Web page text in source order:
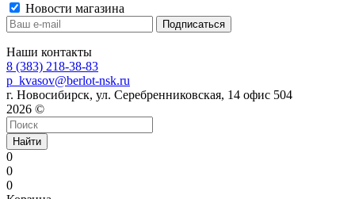
Новости магазина
Наши контакты
8 (383) 218-38-83
p_kvasov@berlot-nsk.ru
г. Новосибирск, ул. Серебренниковская, 14 офис 504
2026 ©
Найти
0
0
0